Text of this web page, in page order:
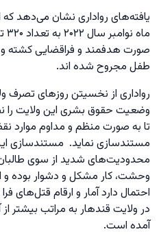
طفل مجروح شده اند.
رواداری از نخسیتن روزهای تصرف
وضعیت حقوق بشری این ولایت را
تا به صورت منظم و مداوم موارد
مستندسازی نماید. مستندسازی
محدودیت‌های شدید از سوی
وحشت، کار مشکل و دشوار بوده و از
احتمال دارد آمار و ارقام قتل‌های
در ولایت قندهار به مراتب بیشتر
آمده است.